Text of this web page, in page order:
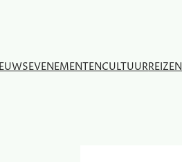
EVENEMENTENCULTUURREIZEN